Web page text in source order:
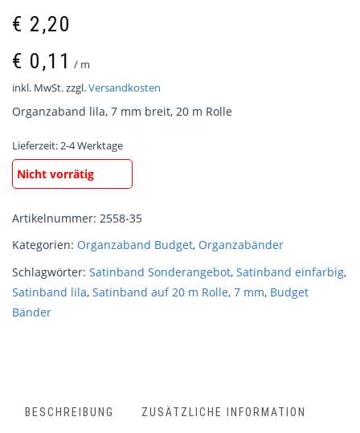
€ 2,20
€ 0,11 / m
inkl. MwSt.zzgl.Versandkosten
Organzaband lila, 7 mm breit, 20 m Rolle
Lieferzeit:2-4 Werktage
Nicht vorrätig
Artikelnummer: 2558-35
Kategorien: Organzaband Budget, Organzabänder
Schlagwörter: Satinband Sonderangebot, Satinband einfarbig,
Satinband lila, Satinband auf 20 m Rolle, 7 mm, Budget
Bänder
BESCHREIBUNG ZUSÄTZLICHE INFORMATION